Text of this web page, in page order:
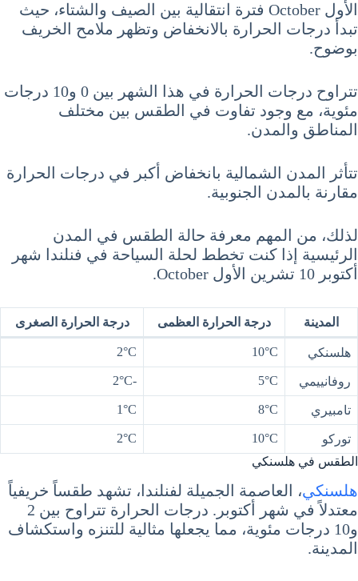
الأول October فترة انتقالية بين الصيف والشتاء، حيث
تبدأ درجات الحرارة بالانخفاض وتظهر ملامح الخريف
بوضوح.
تتراوح درجات الحرارة في هذا الشهر بين 0 و10 درجات
مئوية، مع وجود تفاوت في الطقس بين مختلف
المناطق والمدن.
تتأثر المدن الشمالية بانخفاض أكبر في درجات الحرارة
مقارنة بالمدن الجنوبية.
لذلك، من المهم معرفة حالة الطقس في المدن
الرئيسية إذا كنت تخطط لحلة السياحة في فنلندا شهر
أكتوبر 10 تشرين الأول October.
المدينة درجة الحرارة العظمى درجة الحرارة الصغرى
هلسنكي 10°C
2°C
روفانييمي 5°C
-2°C
تامبيري 8°C
1°C
توركو 10°C
2°C
الطقس في هلسنكي
هلسنكي، العاصمة الجميلة لفنلندا، تشهد طقساً خريفياً
معتدلاً في شهر أكتوبر. درجات الحرارة تتراوح بين 2
و10 درجات مئوية، مما يجعلها مثالية للتنزه واستكشاف
المدينة.